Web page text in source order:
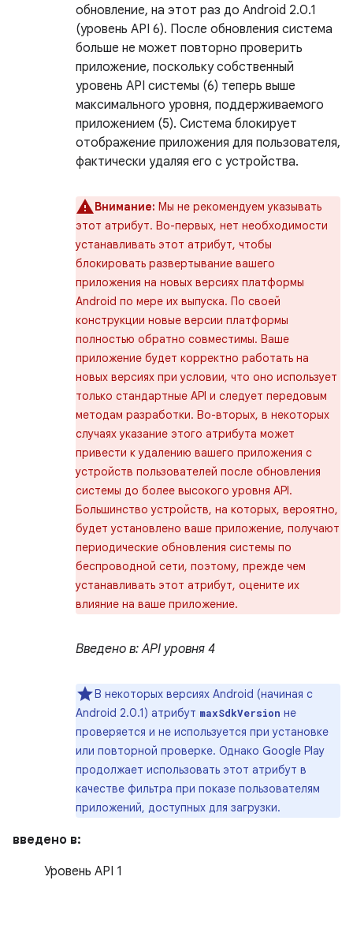
обновление, на этот раз до Android 2.0.1
(уровень API 6). После обновления система
больше не может повторно проверить
приложение, поскольку собственный
уровень API системы (6) теперь выше
максимального уровня, поддерживаемого
приложением (5). Система блокирует
отображение приложения для пользователя,
фактически удаляя его с устройства.
Внимание: Мы не рекомендуем указывать
этот атрибут. Во-первых, нет необходимости
устанавливать этот атрибут, чтобы
блокировать развертывание вашего
приложения на новых версиях платформы
Android по мере их выпуска. По своей
конструкции новые версии платформы
полностью обратно совместимы. Ваше
приложение будет корректно работать на
новых версиях при условии, что оно использует
только стандартные API и следует передовым
методам разработки. Во-вторых, в некоторых
случаях указание этого атрибута может
привести к удалению вашего приложения с
устройств пользователей после обновления
системы до более высокого уровня API.
Большинство устройств, на которых, вероятно,
будет установлено ваше приложение, получают
периодические обновления системы по
беспроводной сети, поэтому, прежде чем
устанавливать этот атрибут, оцените их
влияние на ваше приложение.
Введено в: API уровня 4
В некоторых версиях Android (начиная с
Android 2.0.1) атрибут maxSdkVersion не
проверяется и не используется при установке
или повторной проверке. Однако Google Play
продолжает использовать этот атрибут в
качестве фильтра при показе пользователям
приложений, доступных для загрузки.
введено в:
Уровень API 1